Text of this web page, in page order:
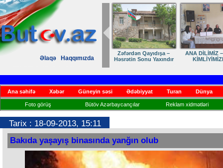
Əlaqə Haqqımızda
Dostumuza sürpriz
yubiley təbriki
Elmanın öz
Ana səhifə Xəbər Güneyin səsi Ədəbiyyat Turan Dünya
Foto görüş Bütöv Azərbaycançılar Reklam xidmətləri
Tarix : 18-09-2013, 15:11
Bakıda yaşayış binasında yanğın olub